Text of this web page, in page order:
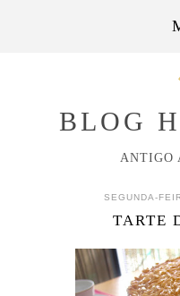
BLOG
ANTIGO
SEGUNDA-
TARTE